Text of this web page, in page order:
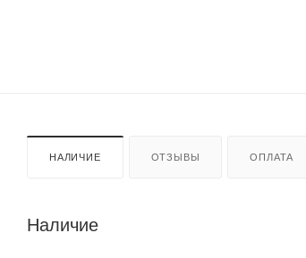
НАЛИЧИЕ ОТЗЫВЫ ОПЛАТА
Наличие